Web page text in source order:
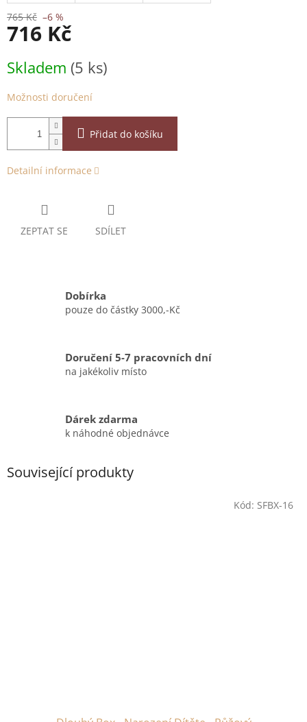
765 Kč –6 %
716 Kč
cena:
Skladem (5 ks)
Možnosti doručení
Přidat do košíku
Detailní informace
ZEPTAT SE SDÍLET
Dobírka
pouze do částky 3000,-Kč
Doručení 5-7 pracovních dní
na jakékoliv místo
Dárek zdarma
k náhodné objednávce
Související produkty
Kód: SFBX-16